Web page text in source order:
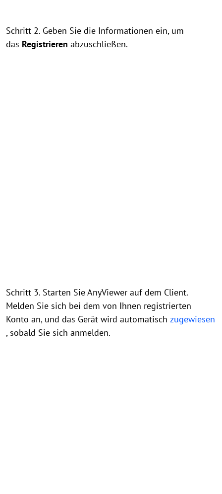
Schritt 2. Geben Sie die Informationen ein, um
das Registrieren abzuschließen.
Schritt 3. Starten Sie AnyViewer auf dem Client.
Melden Sie sich bei dem von Ihnen registrierten
Konto an, und das Gerät wird automatisch zugewiesen
, sobald Sie sich anmelden.